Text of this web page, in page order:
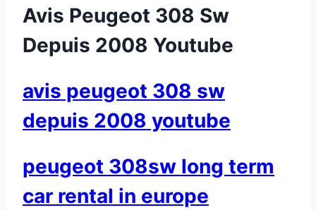
Avis Peugeot 308 Sw
Depuis 2008 Youtube
avis peugeot 308 sw
depuis 2008 youtube
peugeot 308sw long term
car rental in europe